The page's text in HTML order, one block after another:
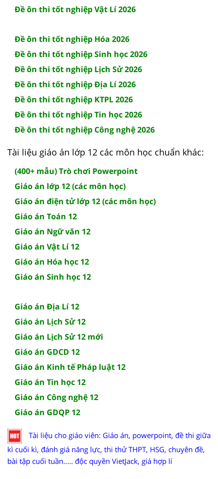
Đề ôn thi tốt nghiệp Vật Lí 2026
Đề ôn thi tốt nghiệp Hóa 2026
Đề ôn thi tốt nghiệp Sinh học 2026
Đề ôn thi tốt nghiệp Lịch Sử 2026
Đề ôn thi tốt nghiệp Địa Lí 2026
Đề ôn thi tốt nghiệp KTPL 2026
Đề ôn thi tốt nghiệp Tin học 2026
Đề ôn thi tốt nghiệp Công nghệ 2026
Tài liệu giáo án lớp 12 các môn học chuẩn khác:
(400+ mẫu) Trò chơi Powerpoint
Giáo án lớp 12 (các môn học)
Giáo án điện tử lớp 12 (các môn học)
Giáo án Toán 12
Giáo án Ngữ văn 12
Giáo án Vật Lí 12
Giáo án Hóa học 12
Giáo án Sinh học 12
Giáo án Địa Lí 12
Giáo án Lịch Sử 12
Giáo án Lịch Sử 12 mới
Giáo án GDCD 12
Giáo án Kinh tế Pháp luật 12
Giáo án Tin học 12
Giáo án Công nghệ 12
Giáo án GDQP 12
Tài liệu cho giáo viên: Giáo án, powerpoint, đề thi giữa
kì cuối kì, đánh giá năng lực, thi thử THPT, HSG, chuyên đề,
bài tập cuối tuần..... độc quyền VietJack, giá hợp lí